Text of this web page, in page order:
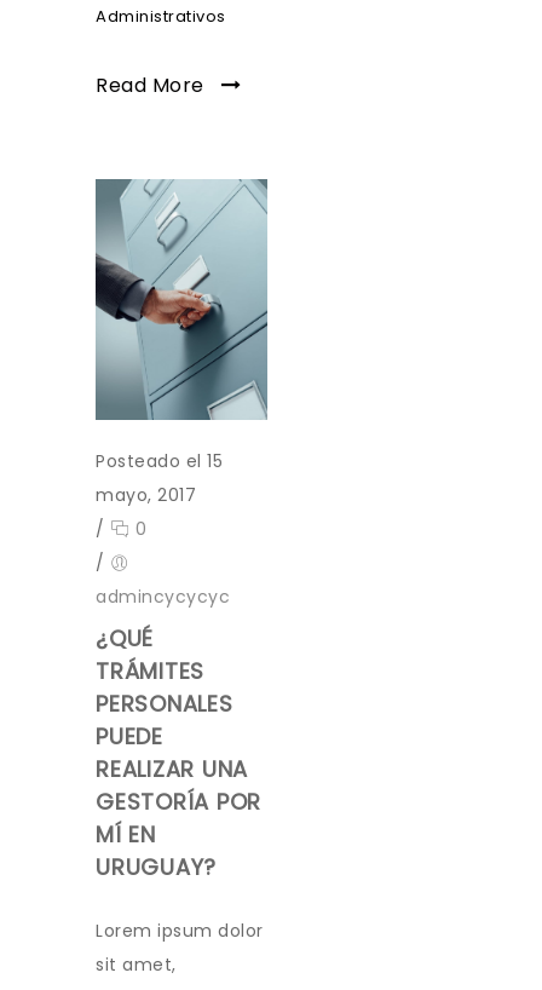
Administrativos
Read More
Posteado el 15
mayo, 2017
/
0
/
admincycycyc
¿QUÉ
TRÁMITES
PERSONALES
PUEDE
REALIZAR UNA
GESTORÍA POR
MÍ EN
URUGUAY?
Lorem ipsum dolor
sit amet,